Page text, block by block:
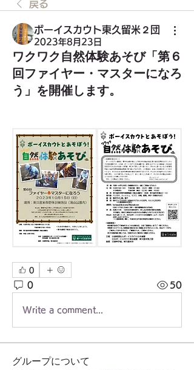
戻る
ボーイスカウト東久留米２団
2023年8月23日
ワクワク自然体験あそび「第６
回ファイヤー・マスターになろ
う」を開催します。
0
0 50
Write a comment...
グループについて